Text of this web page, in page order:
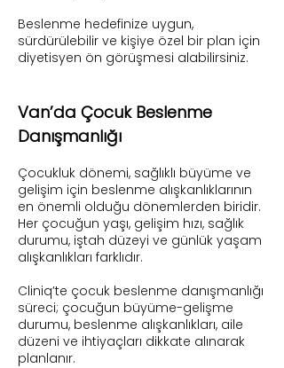
Beslenme hedefinize uygun,
sürdürülebilir ve kişiye özel bir plan için
diyetisyen ön görüşmesi alabilirsiniz.
Van’da Çocuk Beslenme
Danışmanlığı
Çocukluk dönemi, sağlıklı büyüme ve
gelişim için beslenme alışkanlıklarının
en önemli olduğu dönemlerden biridir.
Her çocuğun yaşı, gelişim hızı, sağlık
durumu, iştah düzeyi ve günlük yaşam
alışkanlıkları farklıdır.
Cliniq’te çocuk beslenme danışmanlığı
süreci; çocuğun büyüme-gelişme
durumu, beslenme alışkanlıkları, aile
düzeni ve ihtiyaçları dikkate alınarak
planlanır.